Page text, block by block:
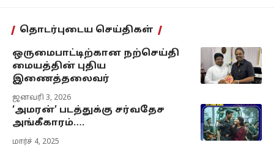
தொடர்புடைய செய்திகள்
ஒருமைபாட்டிற்கான நற்செய்தி
மையத்தின் புதிய
இணைத்தலைவர்
ஜனவரி 3, 2026
‘அமரன்’ படத்துக்கு சர்வதேச
அங்கீகாரம்….
மார்ச் 4, 2025